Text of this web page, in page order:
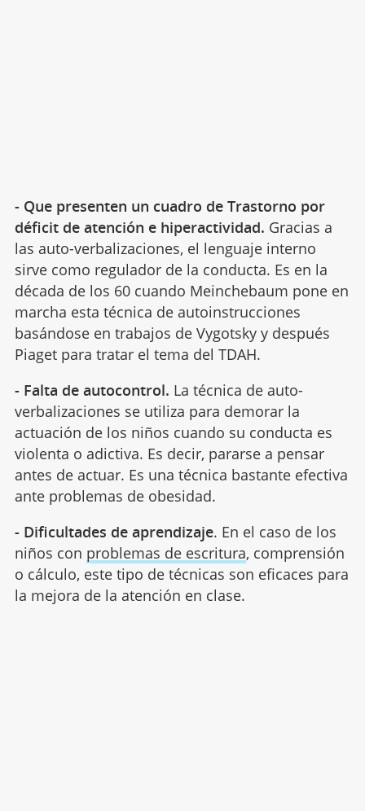
- Que presenten un cuadro de Trastorno por
déficit de atención e hiperactividad. Gracias a
las auto-verbalizaciones, el lenguaje interno
sirve como regulador de la conducta. Es en la
década de los 60 cuando Meinchebaum pone en
marcha esta técnica de autoinstrucciones
basándose en trabajos de Vygotsky y después
Piaget para tratar el tema del TDAH.
- Falta de autocontrol. La técnica de auto-
verbalizaciones se utiliza para demorar la
actuación de los niños cuando su conducta es
violenta o adictiva. Es decir, pararse a pensar
antes de actuar. Es una técnica bastante efectiva
ante problemas de obesidad.
- Dificultades de aprendizaje. En el caso de los
niños con problemas de escritura, comprensión
o cálculo, este tipo de técnicas son eficaces para
la mejora de la atención en clase.